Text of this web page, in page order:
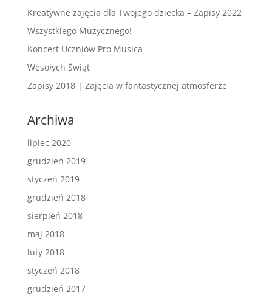
Kreatywne zajęcia dla Twojego dziecka – Zapisy 2022
Wszystkiego Muzycznego!
Koncert Uczniów Pro Musica
Wesołych Świąt
Zapisy 2018 | Zajęcia w fantastycznej atmosferze
Archiwa
lipiec 2020
grudzień 2019
styczeń 2019
grudzień 2018
sierpień 2018
maj 2018
luty 2018
styczeń 2018
grudzień 2017